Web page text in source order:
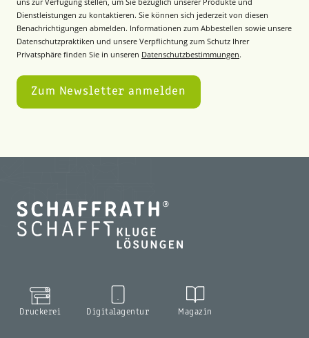
Dienstleistungen zu kontaktieren. Sie können sich jederzeit von diesen
Benachrichtigungen abmelden. Informationen zum Abbestellen sowie unsere
Datenschutzpraktiken und unsere Verpflichtung zum Schutz Ihrer
Privatsphäre finden Sie in unseren Datenschutzbestimmungen.
Druckerei Digitalagentur Magazin